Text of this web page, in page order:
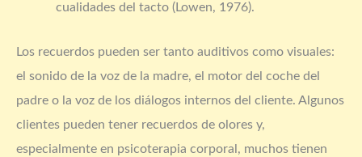
cualidades del tacto (Lowen, 1976).
Los recuerdos pueden ser tanto auditivos como visuales:
el sonido de la voz de la madre, el motor del coche del
padre o la voz de los diálogos internos del cliente. Algunos
clientes pueden tener recuerdos de olores y,
especialmente en psicoterapia corporal, muchos tienen